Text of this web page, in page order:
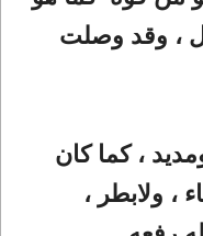
، وقد وصلت
، كما كان
، ولابطر ،